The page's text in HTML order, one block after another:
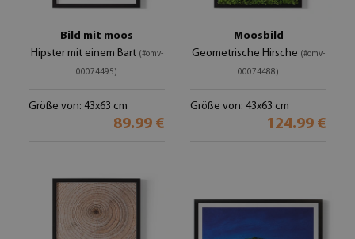
Bild mit moos
Hipster mit einem Bart (#omv-
00074495)
Größe von: 43x63 cm
89.99 €
Moosbild
Geometrische Hirsche (#omv-
00074488)
Größe von: 43x63 cm
124.99 €